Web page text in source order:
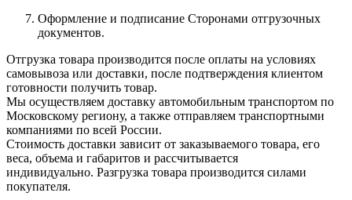
Оформление и подписание Сторонами отгрузочных
документов.
Отгрузка товара производится после оплаты на условиях
самовывоза или доставки, после подтверждения клиентом
готовности получить товар.
Мы осуществляем доставку автомобильным транспортом по
Московскому региону, а также отправляем транспортными
компаниями по всей России.
Стоимость доставки зависит от заказываемого товара, его
веса, объема и габаритов и рассчитывается
индивидуально. Разгрузка товара производится силами
покупателя.